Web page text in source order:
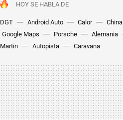
HOY SE HABLA DE
DGT Android Auto Calor
China
Google Maps
Porsche Alemania
Martin
Autopista Caravana